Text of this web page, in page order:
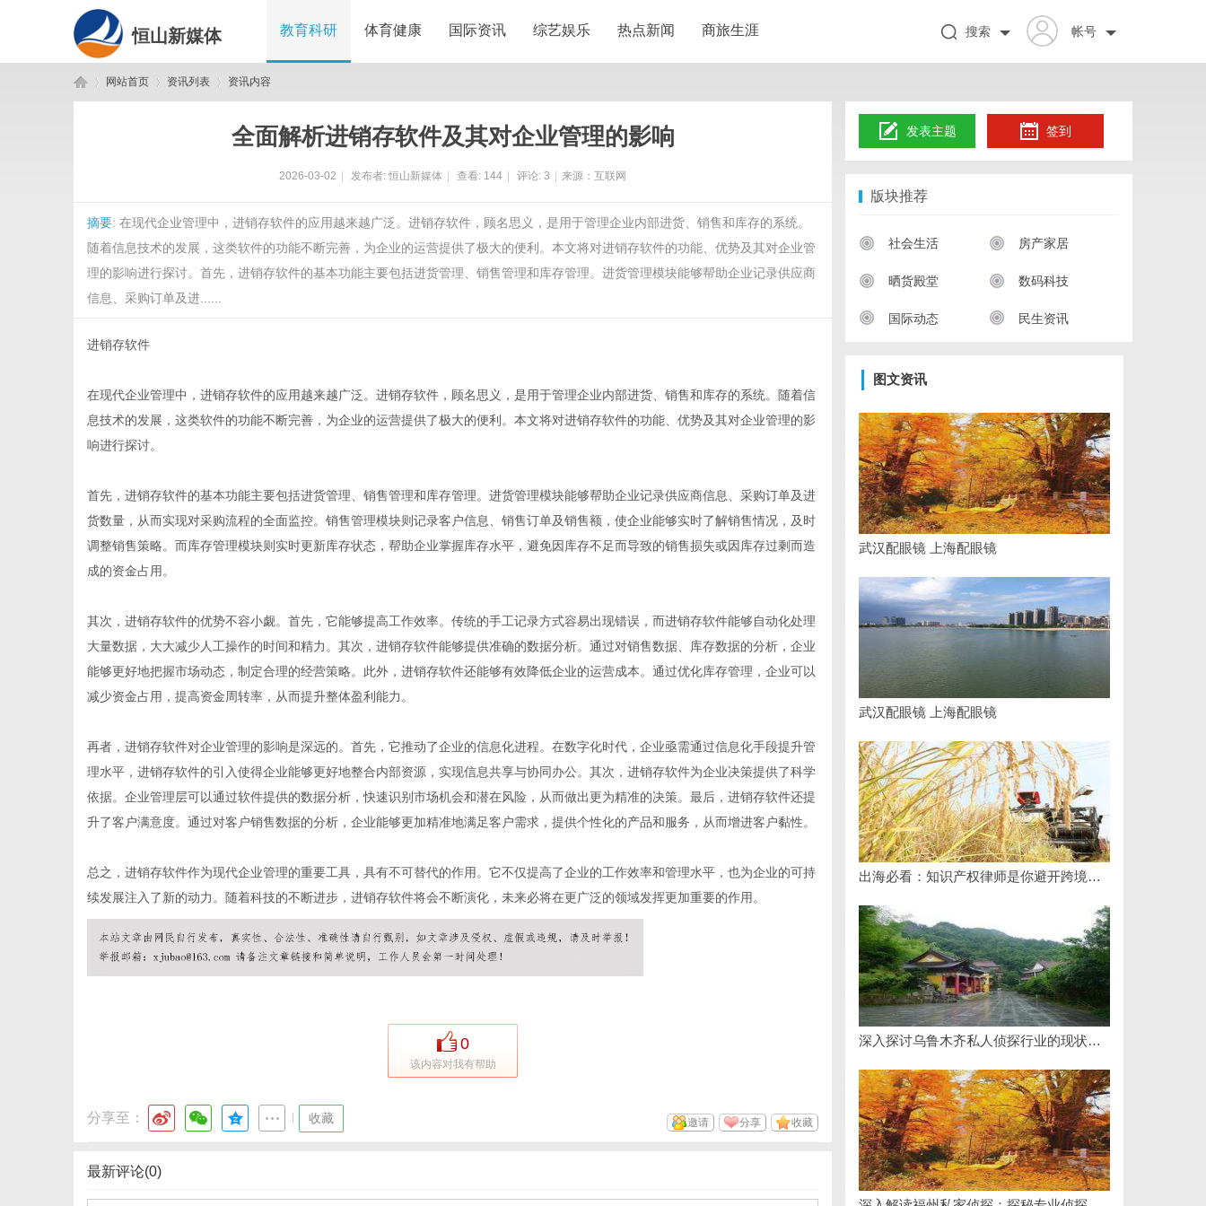
恒山新媒体 教育科研 体育健康 国际资讯 综艺娱乐 热点新闻 商旅生涯 帐号
搜索
网站首页 资讯列表 资讯内容
全面解析进销存软件及其对企业管理的影响
2026-03-02 发布者: 恒山新媒体 查看: 144 评论: 3 来源：互联网
摘要: 在现代企业管理中，进销存软件的应用越来越广泛。进销存软件，顾名思义，是用于管理企业内部进货、销售和库存的系统。
随着信息技术的发展，这类软件的功能不断完善，为企业的运营提供了极大的便利。本文将对进销存软件的功能、优势及其对企业管
理的影响进行探讨。首先，进销存软件的基本功能主要包括进货管理、销售管理和库存管理。进货管理模块能够帮助企业记录供应商
信息、采购订单及进......
进销存软件
在现代企业管理中，进销存软件的应用越来越广泛。进销存软件，顾名思义，是用于管理企业内部进货、销售和库存的系统。随着信
息技术的发展，这类软件的功能不断完善，为企业的运营提供了极大的便利。本文将对进销存软件的功能、优势及其对企业管理的影
响进行探讨。
首先，进销存软件的基本功能主要包括进货管理、销售管理和库存管理。进货管理模块能够帮助企业记录供应商信息、采购订单及进
货数量，从而实现对采购流程的全面监控。销售管理模块则记录客户信息、销售订单及销售额，使企业能够实时了解销售情况，及时
调整销售策略。而库存管理模块则实时更新库存状态，帮助企业掌握库存水平，避免因库存不足而导致的销售损失或因库存过剩而造
成的资金占用。
其次，进销存软件的优势不容小觑。首先，它能够提高工作效率。传统的手工记录方式容易出现错误，而进销存软件能够自动化处理
大量数据，大大减少人工操作的时间和精力。其次，进销存软件能够提供准确的数据分析。通过对销售数据、库存数据的分析，企业
能够更好地把握市场动态，制定合理的经营策略。此外，进销存软件还能够有效降低企业的运营成本。通过优化库存管理，企业可以
减少资金占用，提高资金周转率，从而提升整体盈利能力。
再者，进销存软件对企业管理的影响是深远的。首先，它推动了企业的信息化进程。在数字化时代，企业亟需通过信息化手段提升管
理水平，进销存软件的引入使得企业能够更好地整合内部资源，实现信息共享与协同办公。其次，进销存软件为企业决策提供了科学
依据。企业管理层可以通过软件提供的数据分析，快速识别市场机会和潜在风险，从而做出更为精准的决策。最后，进销存软件还提
升了客户满意度。通过对客户销售数据的分析，企业能够更加精准地满足客户需求，提供个性化的产品和服务，从而增进客户黏性。
总之，进销存软件作为现代企业管理的重要工具，具有不可替代的作用。它不仅提高了企业的工作效率和管理水平，也为企业的可持
续发展注入了新的动力。随着科技的不断进步，进销存软件将会不断演化，未来必将在更广泛的领域发挥更加重要的作用。
0
该内容对我有帮助
分享至： 收藏 收藏
分享
邀请
最新评论(0)
发表主题 签到
版块推荐
社会生活 房产家居
晒货殿堂 数码科技
国际动态 民生资讯
图文资讯
武汉配眼镜 上海配眼镜
武汉配眼镜 上海配眼镜
出海必看：知识产权律师是你避开跨境雷区的安全垫
深入探讨乌鲁木齐私人侦探行业的现状与发展趋势